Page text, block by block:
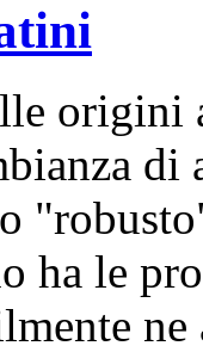
origini
ha le
ne